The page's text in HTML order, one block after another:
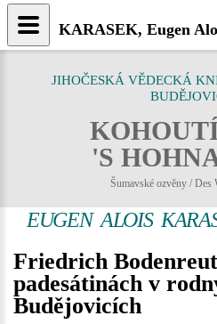
JIHOČESKÁ VĚDECKÁ
'S
Šumavské ozvěny / Des
EUGEN ALOIS
Friedrich
padesátinách v
Budějovicích
KARASEK, Eugen